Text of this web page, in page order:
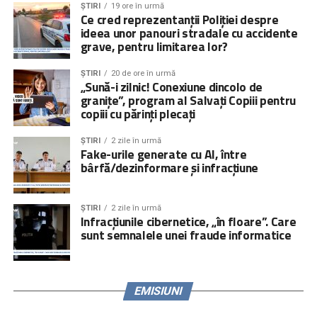
ȘTIRI 19 ore în urmă
Ce cred reprezentanții Poliției despre
ideea unor panouri stradale cu accidente
grave, pentru limitarea lor?
ȘTIRI 20 de ore în urmă
„Sună-i zilnic! Conexiune dincolo de
granițe”, program al Salvați Copiii pentru
copiii cu părinți plecați
ȘTIRI 2 zile în urmă
Fake-urile generate cu AI, între
bârfă/dezinformare și infracțiune
ȘTIRI 2 zile în urmă
Infracțiunile cibernetice, „în floare”. Care
sunt semnalele unei fraude informatice
EMISIUNI